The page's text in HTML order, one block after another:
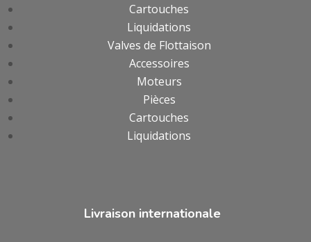
Cartouches
Liquidations
Valves de Flottaison
Accessoires
Moteurs
Pièces
Cartouches
Liquidations
Livraison internationale